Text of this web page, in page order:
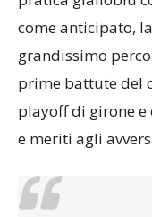
pratica gialloblù
come anticipato,
grandissimo
prime battute del
playoff di girone e
e meriti agli